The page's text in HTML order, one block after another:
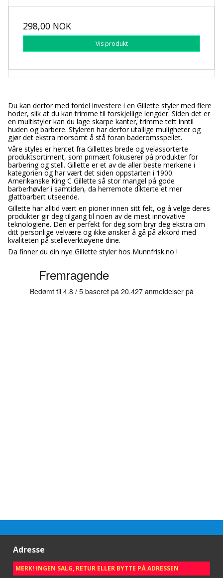
298,00 NOK
Vis produkt
Du kan derfor med fordel investere i en Gillette styler med flere
hoder, slik at du kan trimme til forskjellige lengder. Siden det er
en multistyler kan du lage skarpe kanter, trimme tett inntil
huden og barbere. Styleren har derfor utallige muligheter og
gjør det ekstra morsomt å stå foran baderomsspeilet.
Våre styles er hentet fra Gillettes brede og velassorterte
produktsortiment, som primært fokuserer på produkter for
barbering og stell. Gillette er et av de aller beste merkene i
kategorien og har vært det siden oppstarten i 1900.
Amerikanske King C Gillette så stor mangel på gode
barberhøvler i samtiden, da herremote dikterte et mer
glattbarbert utseende.
Gillette har alltid vært en pioner innen sitt felt, og å velge deres
produkter gir deg tilgang til noen av de mest innovative
teknologiene. Den er perfekt for deg som bryr deg ekstra om
ditt personlige velvære og ikke ønsker å gå på akkord med
kvaliteten på stelleverktøyene dine.
Da finner du din nye Gillette styler hos Munnfrisk.no !
Adresse
MERK! INGEN SALG, RETUR ELLER BYTTE PÅ ADRESSEN